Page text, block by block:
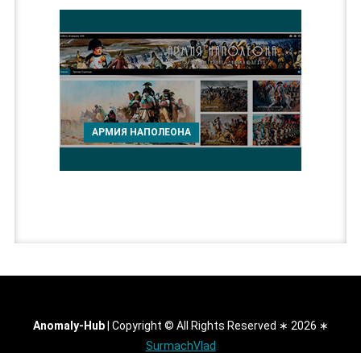
АРМИЯ НАПОЛЕОНА
Anomaly-Hub Copyright © All Rights Reserved ∗ 2026 ∗
SurmachVlad